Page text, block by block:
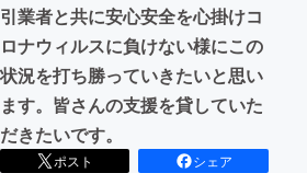
CAMPFIREふるさと納税machi-ya
引業者と共に安心安全を心掛けコ
ロナウィルスに負けない様にこの
状況を打ち勝っていきたいと思い
ます。皆さんの支援を貸していた
だきたいです。
ポスト
シェア